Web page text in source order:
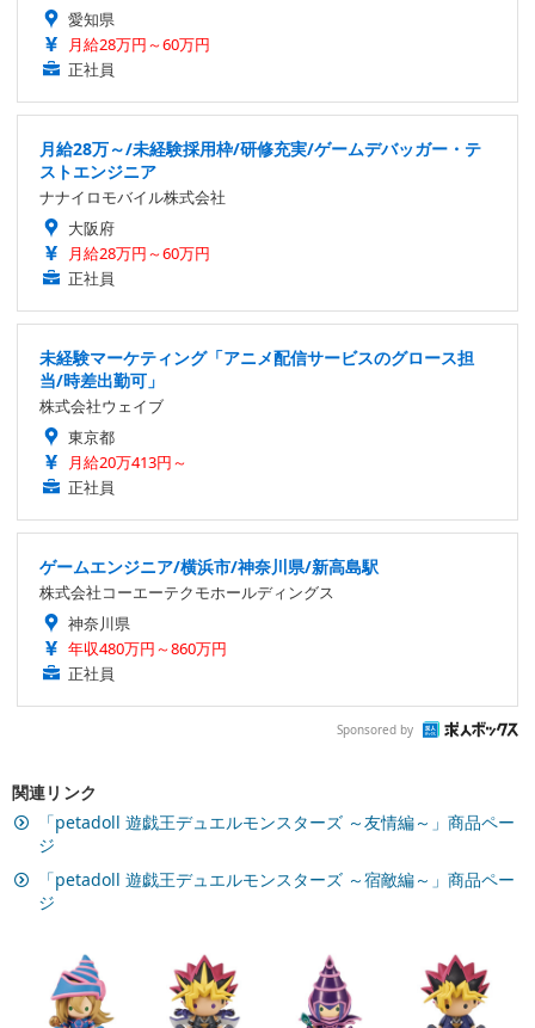
愛知県
月給28万円～60万円
正社員
月給28万～/未経験採用枠/研修充実/ゲームデバッガー・テ
ストエンジニア
ナナイロモバイル株式会社
大阪府
月給28万円～60万円
正社員
未経験マーケティング「アニメ配信サービスのグロース担
当/時差出勤可」
株式会社ウェイブ
東京都
月給20万413円～
正社員
ゲームエンジニア/横浜市/神奈川県/新高島駅
株式会社コーエーテクモホールディングス
神奈川県
年収480万円～860万円
正社員
Sponsored by
関連リンク
「petadoll 遊戯王デュエルモンスターズ ～友情編～」商品ペー
ジ
「petadoll 遊戯王デュエルモンスターズ ～宿敵編～」商品ペー
ジ